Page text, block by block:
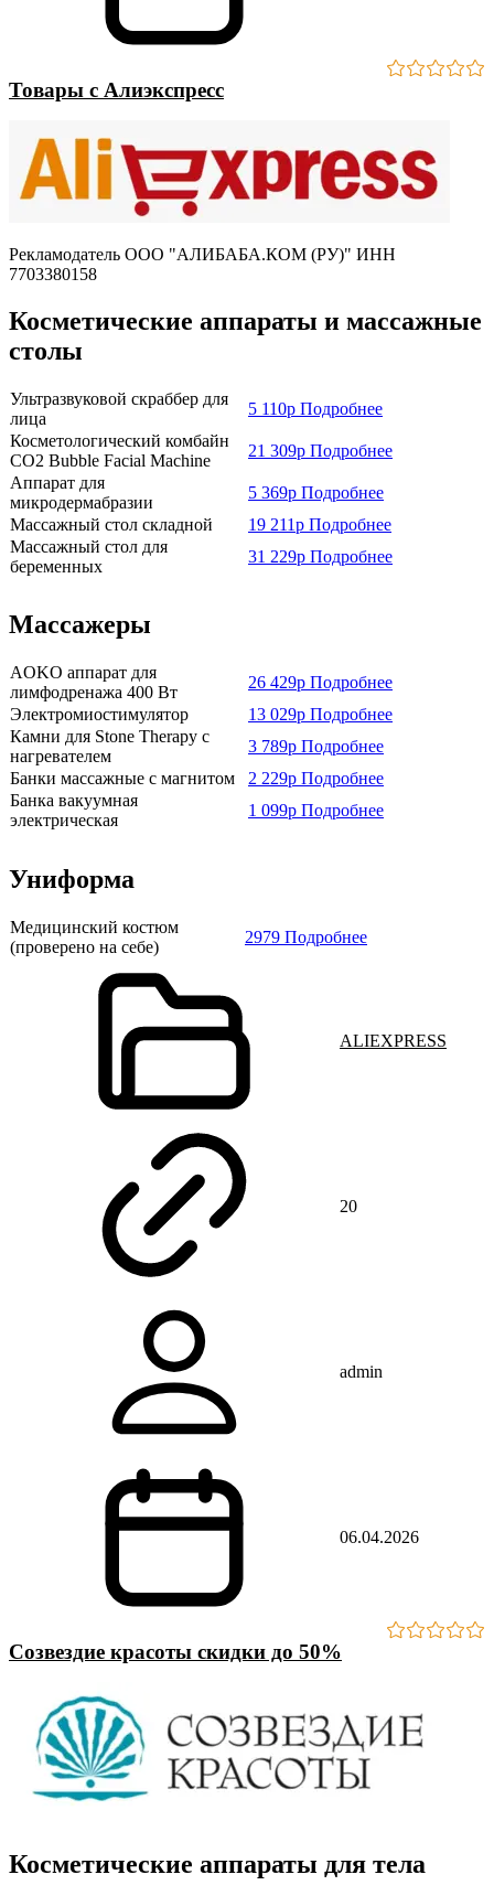
Товары с Алиэкспресс
Рекламодатель ООО "АЛИБАБА.КОМ (РУ)" ИНН
7703380158
Косметические аппараты и массажные
столы
Ультразвуковой скраббер для
лица
5 110р Подробнее
Косметологический комбайн
CO2 Bubble Facial Machine
21 309р Подробнее
Аппарат для
микродермабразии
5 369р Подробнее
Массажный стол складной
19 211р Подробнее
Массажный стол для
беременных
31 229р Подробнее
Массажеры
AOKO аппарат для
лимфодренажа 400 Вт
26 429р Подробнее
Электромиостимулятор
13 029р Подробнее
Камни для Stone Therapy с
нагревателем
3 789р Подробнее
Банки массажные с магнитом
2 229р Подробнее
Банка вакуумная
электрическая
1 099р Подробнее
Униформа
Медицинский костюм
(проверено на себе)
2979 Подробнее
ALIEXPRESS
20
admin
06.04.2026
Созвездие красоты скидки до 50%
Косметические аппараты для тела